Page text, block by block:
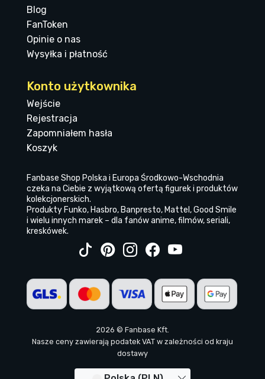
Blog
FanToken
Opinie o nas
Wysyłka i płatność
Konto użytkownika
Wejście
Rejestracja
Zapomniałem hasła
Koszyk
Fanbase Shop Polska i Europa Środkowo-Wschodnia
czeka na Ciebie z wyjątkową ofertą figurek i produktów
kolekcjonerskich.
Produkty Funko, Hasbro, Banpresto, Mattel, Good Smile
i wielu innych marek – dla fanów anime, filmów, seriali,
kreskówek.
2026 © Fanbase Kft.
Nasze ceny zawierają podatek VAT w zależności od kraju
dostawy